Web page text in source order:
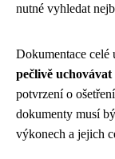
nutné vyhledat
Dokumentace celé
pečlivě
potvrzení o
dokumenty musí
výkonech a jejich